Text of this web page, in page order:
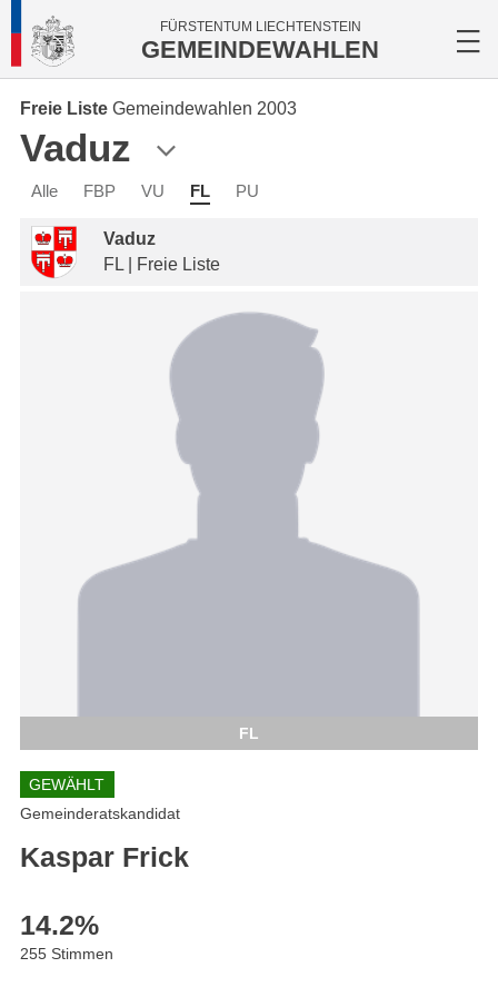
FÜRSTENTUM LIECHTENSTEIN
GEMEINDEWAHLEN
Freie Liste Gemeindewahlen 2003
Vaduz
Alle FBP VU FL PU
Vaduz
FL | Freie Liste
FL
GEWÄHLT
Gemeinderatskandidat
Kaspar Frick
14.2%
255 Stimmen